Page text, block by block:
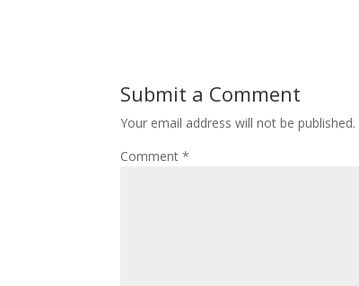
Submit a Comment
Your email address will not be published.
Comment*